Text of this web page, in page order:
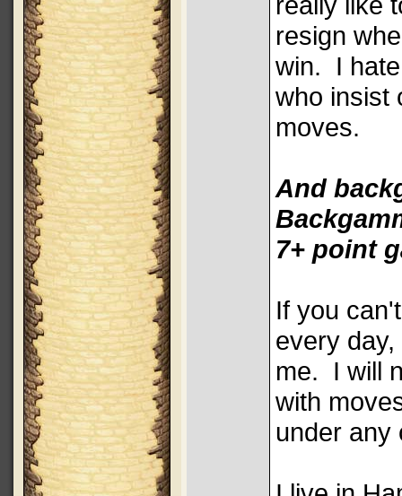
resign
win. I
who insist
moves.
And
7+ point
If you
every
me. I will
with
under any